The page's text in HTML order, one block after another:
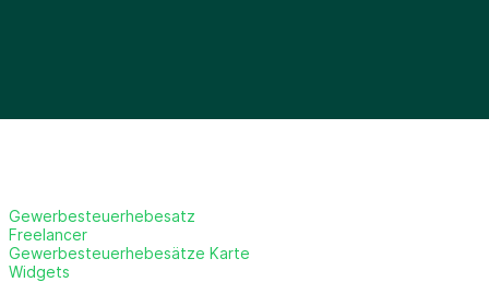
Gewerbesteuerhebesatz
Freelancer
Gewerbesteuerhebesätze Karte
Widgets